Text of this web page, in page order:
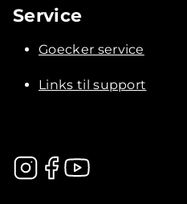
Service
Goecker service
Links til support